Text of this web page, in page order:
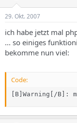
29. Okt. 2007
ich habe jetzt mal
... so einiges
bekomme nun viel:
Code:
[B]Warning[/B]: